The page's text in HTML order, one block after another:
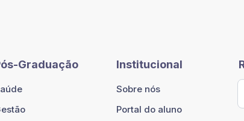
Graduação Institucional
Sobre nós
Portal do aluno